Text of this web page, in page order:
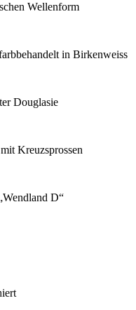
Wellenform
in Birkenweiss
Douglasie
Kreuzsprossen
D“